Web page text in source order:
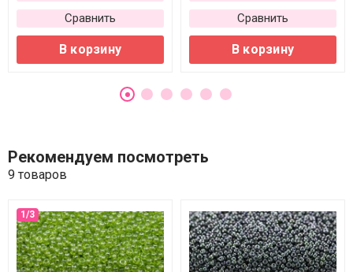
Сравнить
В корзину
Сравнить
В корзину
Рекомендуем посмотреть
9 товаров